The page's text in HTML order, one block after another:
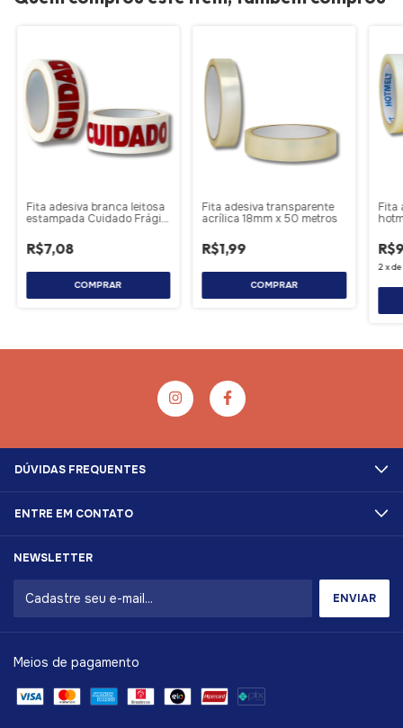
Fita adesiva branca leitosa
estampada Cuidado Frágil
R$7,08
Fita adesiva transparente
acrílica 18mm x 50 metros
R$1,99
Fita
2xde
DÚVIDAS FREQUENTES
ENTRE EM CONTATO
NEWSLETTER
Meios de pagamento